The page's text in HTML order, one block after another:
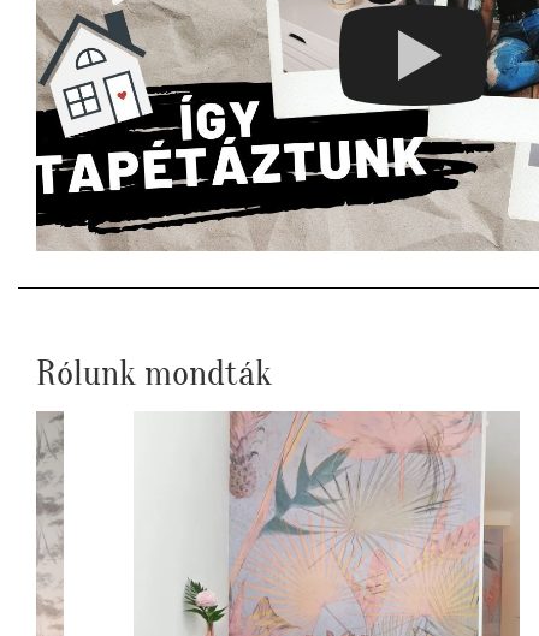
Rólunk mondták